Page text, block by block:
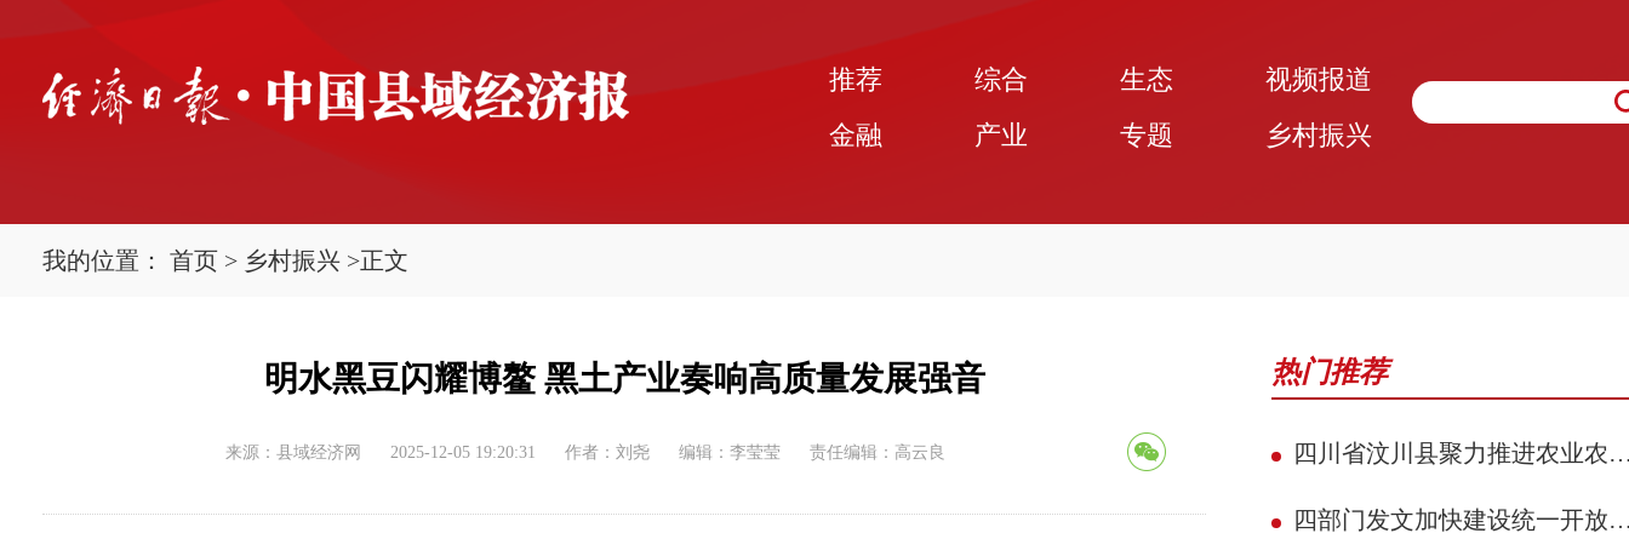
推荐 综合 生态
视频报道
金融
产业 专题 乡村振兴
我的位置： 首页 > 乡村振兴 >正文
明水黑豆闪耀博鳌 黑土产业奏响高质量发展强音
来源：县域经济网 2025-12-05 19:20:31 作者：刘尧 编辑：李莹莹 责任编辑：高云良
热门推荐
四川省汶川县聚力推进农业农村现代化 赋能民族地区县域典范建设攻坚见效
四部门发文加快建设统一开放的交通运输市场